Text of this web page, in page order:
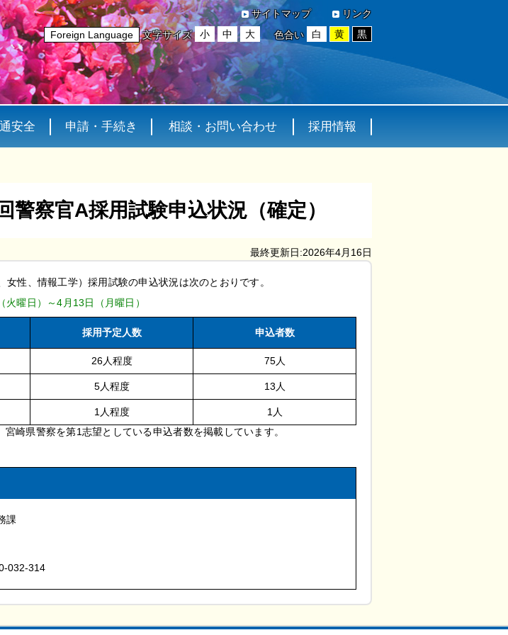
サイトマップ
リンク
Foreign Language
文字サイズ 小 中 大 色合い 白 黄 黒
安全 申請・手続き 相談・お問い合わせ 採用情報
警察官A採用試験申込状況（確定）
最終更新日:2026年4月16日
性、情報工学）採用試験の申込状況は次のとおりです。
火曜日）～4月13日（月曜日）
採用予定人数 申込者数
26人程度 75人
5人程度 13人
1人程度
1人
宮崎県警察を第1志望としている申込者数を掲載しています。
課
032-314